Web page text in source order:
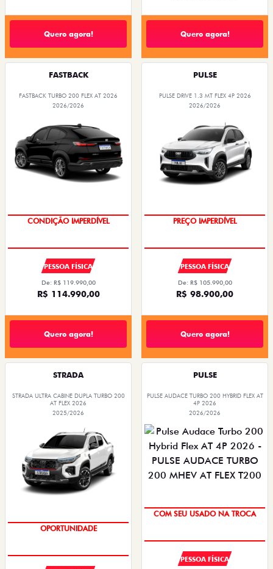
Quero agora! Quero agora!
FASTBACK
FASTBACK TURBO 200 FLEX AT 2026
2026/2026
CONDIÇÃO IMPERDÍVEL
PESSOA FÍSICA
De: R$ 119.990,00
R$ 114.990,00
Quero agora!
PULSE
PULSE DRIVE 1.3 MT FLEX 4P 2026
2026/2026
PREÇO IMPERDÍVEL
PESSOA FÍSICA
De: R$ 105.990,00
R$ 98.900,00
Quero agora!
STRADA
STRADA ULTRA CABINE DUPLA TURBO 200
AT FLEX 2026
2025/2026
OPORTUNIDADE
PULSE
PULSE AUDACE TURBO 200 HYBRID FLEX AT
4P 2026
2026/2026
COM SEU USADO NA TROCA
PESSOA FÍSICA